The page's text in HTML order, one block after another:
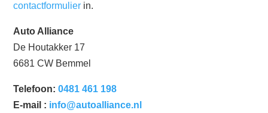
contactformulier in.
Auto Alliance
De Houtakker 17
6681 CW Bemmel
Telefoon: 0481 461 198
E-mail : info@autoalliance.nl